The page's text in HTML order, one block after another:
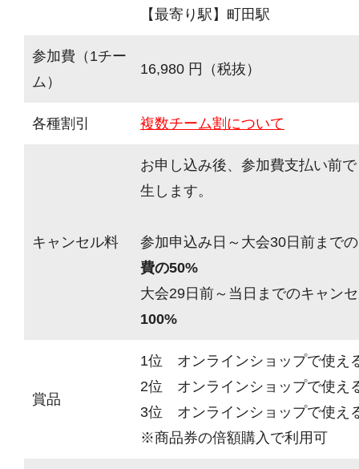
【最寄り駅】町田駅
参加費（1チー
ム）
16,980 円（税抜）
各種割引 複数チーム割について
キャンセル料
お申し込み後、参加費支払い前
生します。
参加申込み日～大会30日前まで
費の50%
大会29日前～当日までのキャン
100%
賞品
1位 オンラインショップで使え
2位 オンラインショップで使え
3位 オンラインショップで使え
※商品券の倍額購入で利用可